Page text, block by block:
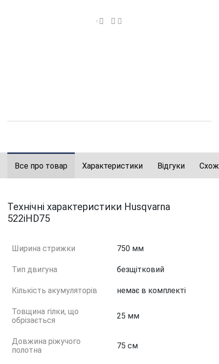
Все про товар Характеристики Відгуки
Технічні характеристики Husqvarna
522iHD75
Ширина стрижки 750 мм
Тип двигуна безщітковий
Кількість акумуляторів немає в комплекті
Товщина гілки, що
обрізається
25 мм
Довжина ріжучого
полотна
75 см